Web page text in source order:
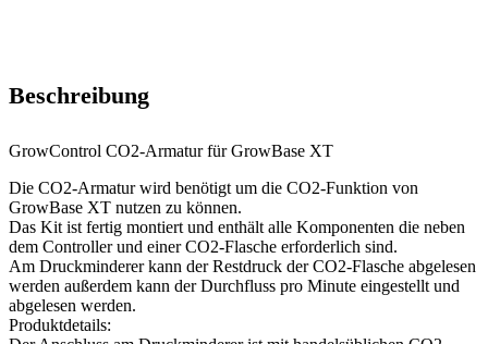
Beschreibung
GrowControl CO2-Armatur für GrowBase XT
Die CO2-Armatur wird benötigt um die CO2-Funktion von
GrowBase XT nutzen zu können.
Das Kit ist fertig montiert und enthält alle Komponenten die neben
dem Controller und einer CO2-Flasche erforderlich sind.
Am Druckminderer kann der Restdruck der CO2-Flasche abgelesen
werden außerdem kann der Durchfluss pro Minute eingestellt und
abgelesen werden.
Produktdetails: